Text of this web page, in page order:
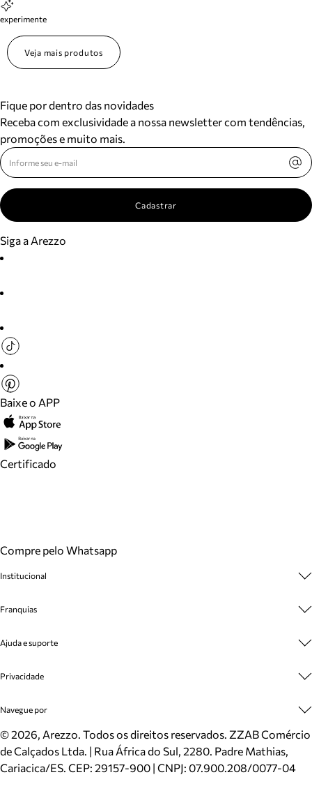
experimente
Veja mais produtos
Fique por dentro das novidades
Receba com exclusividade a nossa newsletter com tendências,
promoções e muito mais.
Cadastrar
Siga a Arezzo
Baixe o APP
Certificado
Compre pelo Whatsapp
Institucional
Cashback
Venda Corporativa
Mapa do Site
Inverno
Mundo Arezzo
Franquias
Plano de Negócio
Ajuda e suporte
Cadastro
Meus Pedidos
Trocas e Devoluções
Cartão Presente
Localizador de lojas
Privacidade
Politica e Privacidade
Navegue por
Sapatos
Bolsas
Scarpins
©2026, Arezzo. Todos os direitos reservados. ZZAB Comércio
de Calçados Ltda. | Rua África do Sul, 2280. Padre Mathias,
Cariacica/ES. CEP: 29157-900 | CNPJ: 07.900.208/0077-04